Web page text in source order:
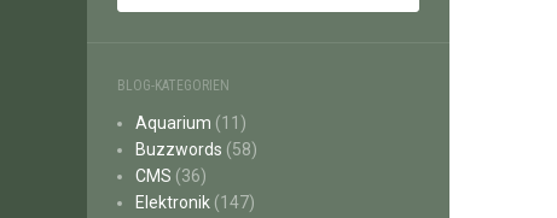
BLOG-KATEGORIEN
Aquarium (11)
Buzzwords (58)
CMS (36)
Elektronik (147)